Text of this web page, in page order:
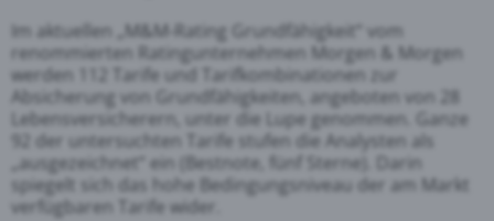
Im aktuellen „M&M-Rating Grundfähigkeit“ vom
renommierten Ratingunternehmen Morgen & Morgen
werden 112 Tarife und Tarifkombinationen zur
Absicherung von Grundfähigkeiten, angeboten von 28
Lebensversicherern, unter die Lupe genommen. Ganze
92 der untersuchten Tarife stufen die Analysten als
„ausgezeichnet“ ein (Bestnote, fünf Sterne). Darin
spiegelt sich das hohe Bedingungsniveau der am Markt
verfügbaren Tarife wider.